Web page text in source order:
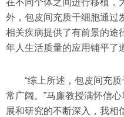
在不同个体之间进行移植，
外，包皮间充质干细胞通过
相关疾病提供了有前景的途
年人生活质量的应用铺平了
“综上所述，包皮间充
常广阔。”马廉教授满怀信
展和研究的不断深入，我相